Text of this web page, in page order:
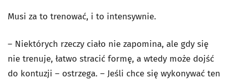
Musi za to trenować, i to intensywnie.
– Niektórych rzeczy ciało nie zapomina, ale gdy się
nie trenuje, łatwo stracić formę, a wtedy może dojść
do kontuzji – ostrzega. – Jeśli chce się wykonywać ten